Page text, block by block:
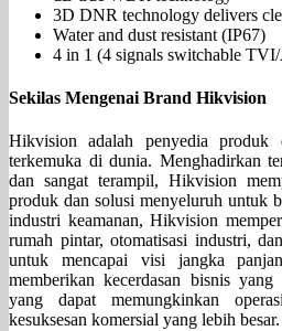
3D DNR technology delivers
Water and dust resistant (IP67)
4 in 1 (4 signals switchable
Sekilas Mengenai Brand Hikvision
Hikvision adalah penyedia produk
terkemuka di dunia. Menghadirkan
dan sangat terampil, Hikvision
produk dan solusi menyeluruh untuk
industri keamanan, Hikvision
rumah pintar, otomatisasi industri,
untuk mencapai visi jangka
memberikan kecerdasan bisnis
yang dapat memungkinkan
kesuksesan komersial yang lebih besar.